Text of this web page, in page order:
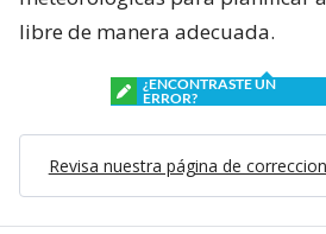
libre de manera adecuada.
¿ENCONTRASTE UN
ERROR?
Revisa nuestra página de